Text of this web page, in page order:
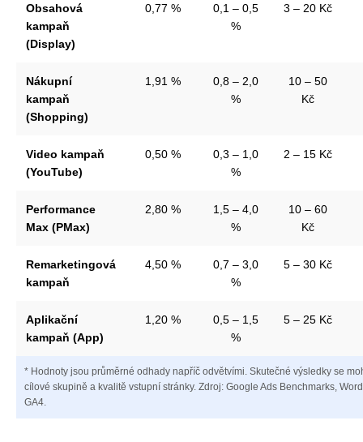
Obsahová
kampaň
(Display)
0,77 %
0,1 – 0,5
%
3 – 20 Kč
Nákupní
kampaň
(Shopping)
1,91 %
0,8 – 2,0
%
10 – 50
Kč
Video kampaň
(YouTube)
0,50 %
0,3 – 1,0
%
2 – 15 Kč
Performance
Max (PMax)
2,80 %
1,5 – 4,0
%
10 – 60
Kč
Remarketingová
kampaň
4,50 %
0,7 – 3,0
%
5 – 30 Kč
Aplikační
kampaň (App)
1,20 %
0,5 – 1,5
%
5 – 25 Kč
* Hodnoty jsou průměrné odhady napříč odvětvími. Skutečné výsledky se
cílové skupině a kvalitě vstupní stránky. Zdroj: Google Ads Benchmarks,
GA4.